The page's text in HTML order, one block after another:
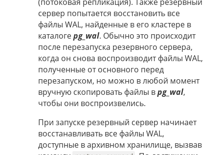
сервер попытается восстановить все
файлы WAL, найденные в его кластере в
каталогеpg_wal. Обычно это происходит
после перезапуска резервного сервера,
когда он снова воспроизводит файлы WAL,
полученные от основного перед
перезапуском, но можно в любой момент
вручную скопировать файлы вpg_wal,
чтобы они воспроизвелись.
При запуске резервный сервер начинает
восстанавливать все файлы WAL,
доступные в архивном хранилище, вызвав